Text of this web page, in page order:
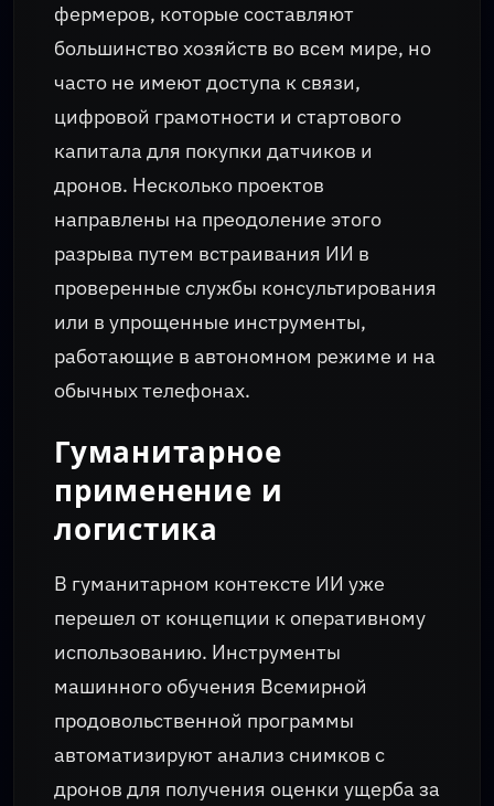
фермеров, которые составляют
большинство хозяйств во всем мире, но
часто не имеют доступа к связи,
цифровой грамотности и стартового
капитала для покупки датчиков и
дронов. Несколько проектов
направлены на преодоление этого
разрыва путем встраивания ИИ в
проверенные службы консультирования
или в упрощенные инструменты,
работающие в автономном режиме и на
обычных телефонах.
Гуманитарное
применение и
логистика
В гуманитарном контексте ИИ уже
перешел от концепции к оперативному
использованию. Инструменты
машинного обучения Всемирной
продовольственной программы
автоматизируют анализ снимков с
дронов для получения оценки ущерба за